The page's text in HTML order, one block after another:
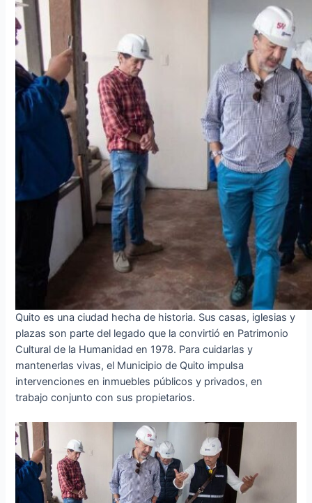
Quito es una ciudad hecha de historia. Sus casas, iglesias y
plazas son parte del legado que la convirtió en Patrimonio
Cultural de la Humanidad en 1978. Para cuidarlas y
mantenerlas vivas, el Municipio de Quito impulsa
intervenciones en inmuebles públicos y privados, en
trabajo conjunto con sus propietarios.